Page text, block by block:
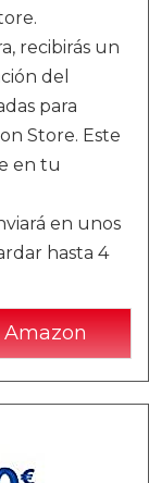
recibirás un
del
para
Store. Este
en tu
en unos
hasta 4